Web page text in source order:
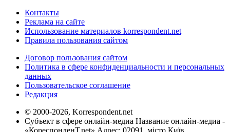
Контакты
Реклама на сайте
Использование материалов korrespondent.net
Правила пользования сайтом
Договор пользования сайтом
Политика в сфере конфиденциальности и персональных
данных
Пользовательское соглашение
Редакция
© 2000-2026, Korrespondent.net
Субъект в сфере онлайн-медиа Название онлайн-медиа -
«КореспонденТ.net» Адрес: 02091, місто Київ,